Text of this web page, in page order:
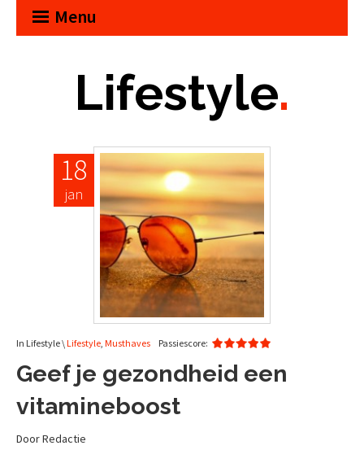
Menu
Lifestyle.
18
jan
In Lifestyle \Lifestyle, Musthaves Passiescore:
Geef je gezondheid een
vitamineboost
Door Redactie